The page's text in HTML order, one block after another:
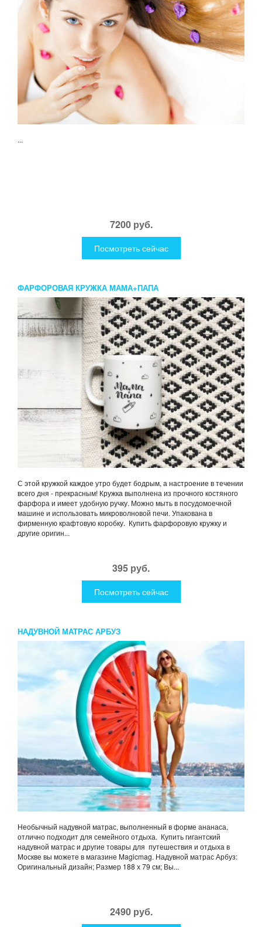
...
7200 руб.
Посмотреть сейчас
ФАРФОРОВАЯ КРУЖКА МАМА+ПАПА
С этой кружкой каждое утро будет бодрым, а настроение в течении
всего дня - прекрасным! Кружка выполнена из прочного костяного
фарфора и имеет удобную ручку. Можно мыть в посудомоечной
машине и использовать микроволновой печи. Упакована в
фирменную крафтовую коробку. Купить фарфоровую кружку и
другие оригин...
395 руб.
Посмотреть сейчас
НАДУВНОЙ МАТРАС АРБУЗ
Необычный надувной матрас, выполненный в форме ананаса,
отлично подходит для семейного отдыха. Купить гигантский
надувной матрас и другие товары для путешествия и отдыха в
Москве вы можете в магазине Magicmag. Надувной матрас Арбуз:
Оригинальный дизайн; Размер 188 х 79 см; Вы...
2490 руб.